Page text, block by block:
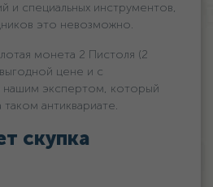
и специальных инструментов,
это невозможно.
монета 2 Пистоля (2
цене и с
экспертом, который
антиквариате.
скупка